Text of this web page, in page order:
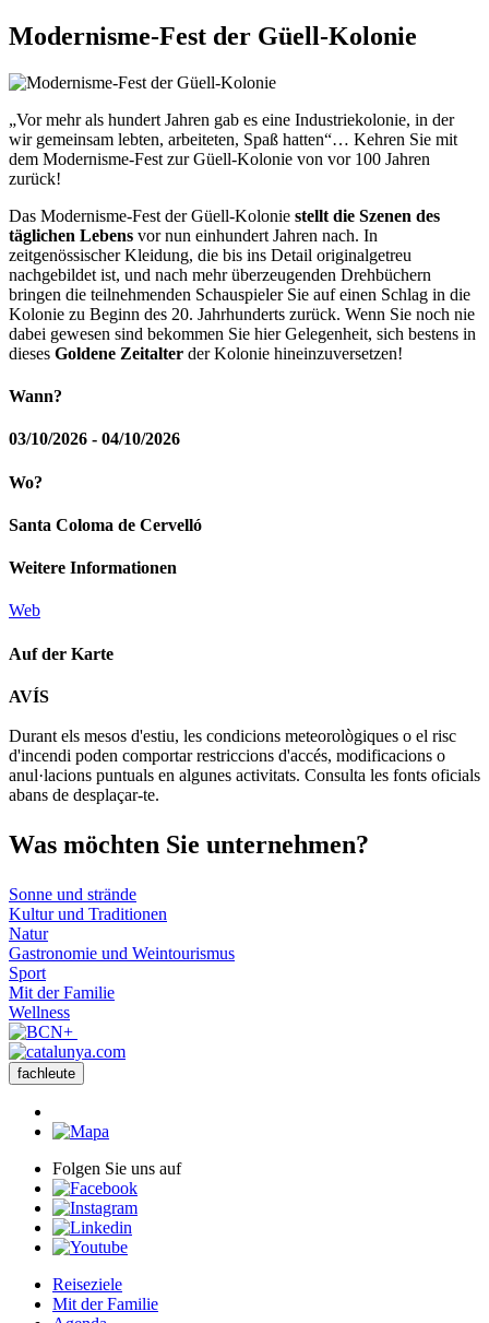
Modernisme-Fest der Güell-Kolonie
„Vor mehr als hundert Jahren gab es eine Industriekolonie, in der
wir gemeinsam lebten, arbeiteten, Spaß hatten“… Kehren Sie mit
dem Modernisme-Fest zur Güell-Kolonie von vor 100 Jahren
zurück!
Das Modernisme-Fest der Güell-Kolonie stellt die Szenen des
täglichen Lebens vor nun einhundert Jahren nach. In
zeitgenössischer Kleidung, die bis ins Detail originalgetreu
nachgebildet ist, und nach mehr überzeugenden Drehbüchern
bringen die teilnehmenden Schauspieler Sie auf einen Schlag in die
Kolonie zu Beginn des 20. Jahrhunderts zurück. Wenn Sie noch nie
dabei gewesen sind bekommen Sie hier Gelegenheit, sich bestens in
dieses Goldene Zeitalter der Kolonie hineinzuversetzen!
Wann?
03/10/2026 - 04/10/2026
Wo?
Santa Coloma de Cervelló
Weitere Informationen
Web
Auf der Karte
−
AVÍS
Durant els mesos d'estiu, les condicions meteorològiques o el risc
d'incendi poden comportar restriccions d'accés, modificacions o
anul·lacions puntuals en algunes activitats. Consulta les fonts oficials
abans de desplaçar-te.
Was möchten Sie unternehmen?
Sonne und strände
Kultur und Traditionen
Natur
Gastronomie und Weintourismus
Sport
Mit der Familie
Wellness
fachleute
Folgen Sie uns auf
Reiseziele
Mit der Familie